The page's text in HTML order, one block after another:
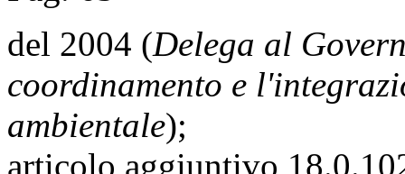
del 2004 (Delega al
coordinamento e
ambientale);
articolo aggiuntivo